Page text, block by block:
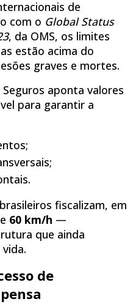
de
com o Global Status
, da OMS, os limites
estão acima do
graves e mortes.
aponta valores
para garantir a
fiscalizam, em
60 km/h —
que ainda
de